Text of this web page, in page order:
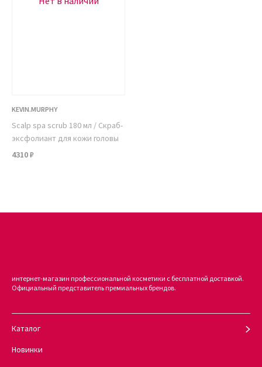
KEVIN.MURPHY
Scalp spa scrub 180 мл / Скраб-
эксфолиант для кожи головы
4310 ₽
интернет-магазин профессиональной косметики с бесплатной доставкой.
Официальный представитель премиальных брендов.
Каталог
Новинки